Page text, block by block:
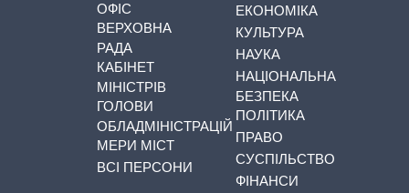
ОФІС
ВЕРХОВНА
РАДА
КАБІНЕТ
МІНІСТРІВ
ГОЛОВИ
ОБЛАДМІНІСТРАЦІЙ
МЕРИ МІСТ
ВСІ ПЕРСОНИ
ЕКОНОМІКА
КУЛЬТУРА
НАУКА
НАЦІОНАЛЬНА
БЕЗПЕКА
ПОЛІТИКА
ПРАВО
СУСПІЛЬСТВО
ФІНАНСИ